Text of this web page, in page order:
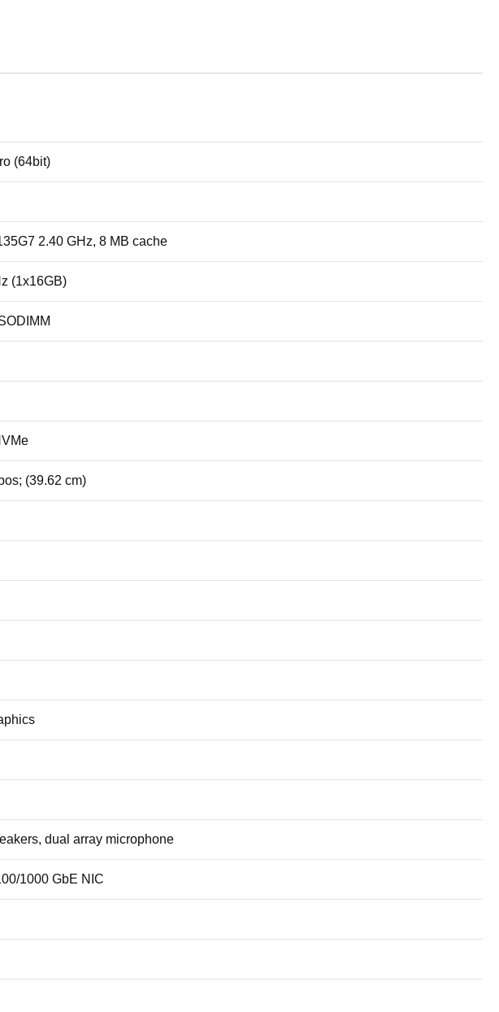
(64bit)
2.40 GHz, 8 MB cache
(1x16GB)
(39.62 cm)
dual array microphone
1000 GbE NIC